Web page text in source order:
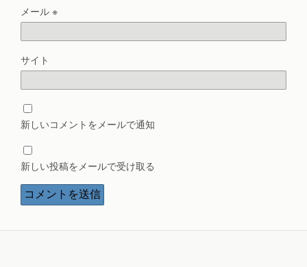
メール※
サイト
新しいコメントをメールで通知
新しい投稿をメールで受け取る